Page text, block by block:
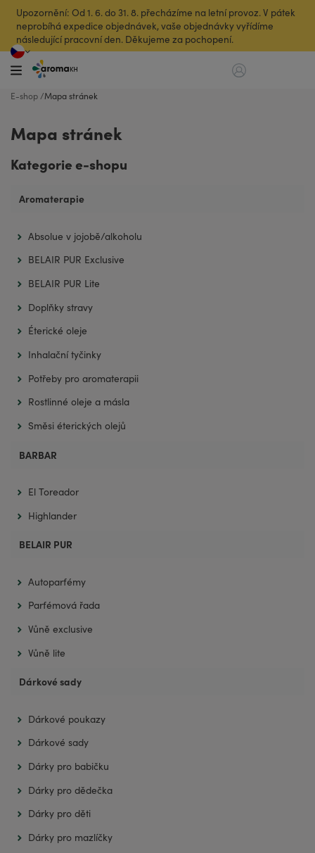
Upozornění: Od 1. 6. do 31. 8. přecházíme na letní provoz. V pátek
neprobíhá expedice objednávek, vaše objednávky vyřídíme
následující pracovní den. Děkujeme za pochopení.
E-shop Mapa stránek
Mapa stránek
Kategorie e-shopu
Aromaterapie
Absolue v jojobě/alkoholu
BELAIR PUR Exclusive
BELAIR PUR Lite
Doplňky stravy
Éterické oleje
Inhalační tyčinky
Potřeby pro aromaterapii
Rostlinné oleje a másla
Směsi éterických olejů
BARBAR
El Toreador
Highlander
BELAIR PUR
Autoparfémy
Parfémová řada
Vůně exclusive
Vůně lite
Dárkové sady
Dárkové poukazy
Dárkové sady
Dárky pro babičku
Dárky pro dědečka
Dárky pro děti
Dárky pro mazlíčky